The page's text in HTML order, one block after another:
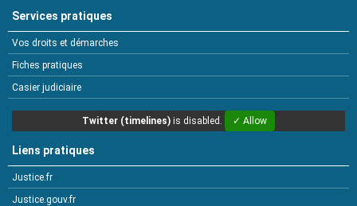
Services pratiques
Vos droits et démarches
Fiches pratiques
Casier judiciaire
Twitter (timelines) is disabled. ✓ Allow
Liens pratiques
Justice.fr
Justice.gouv.fr